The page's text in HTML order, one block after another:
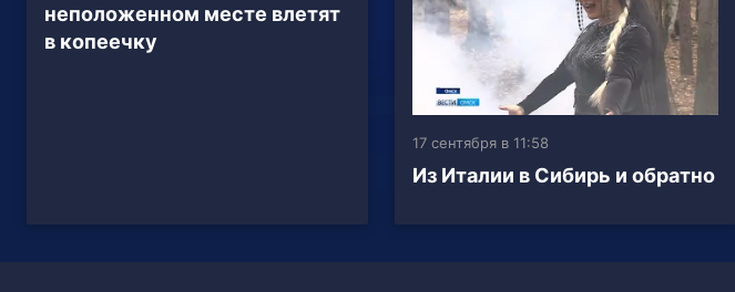
неположенном месте влетят
в копеечку
17 сентября в 11:58
Из Италии в Сибирь и обратно